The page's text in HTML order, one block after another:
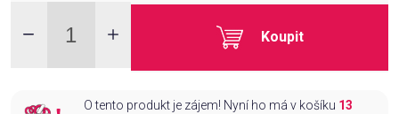
Koupit
O tento produkt je zájem! Nyní ho má v košíku 13